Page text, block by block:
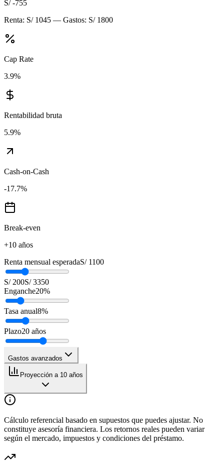
S/ -755
Renta: S/ 1045 — Gastos: S/ 1800
Cap Rate
3.9%
Rentabilidad bruta
5.9%
Cash-on-Cash
-17.7%
Break-even
+10 años
Renta mensual esperadaS/ 1100
S/ 200S/ 3350
Enganche20%
Tasa anual8%
Plazo20 años
Gastos avanzados
Proyección a 10 años
Cálculo referencial basado en supuestos que puedes ajustar. No
constituye asesoría financiera. Los retornos reales pueden variar
según el mercado, impuestos y condiciones del préstamo.